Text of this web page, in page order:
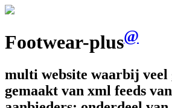
Footwear-plus@
multi website waarbij
gemaakt van xml feeds